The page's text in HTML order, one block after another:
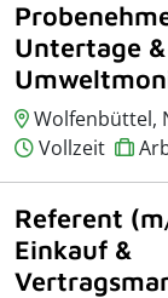
Untertage &
Wolfenbüttel,
Vollzeit
Referent
Einkauf &